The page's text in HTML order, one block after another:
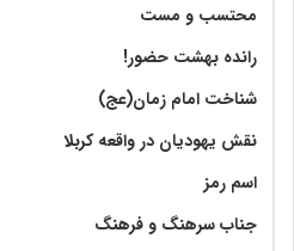
محتسب و مست
رانده بهشت‌ حضور!
شناخت امام زمان(عج)
نقش یهودیان در واقعه کربلا
اسم رمز
جناب سرهنگ و فرهنگ